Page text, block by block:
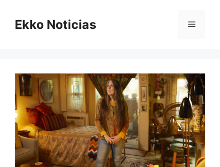
contenido
Ekko Noticias Menú